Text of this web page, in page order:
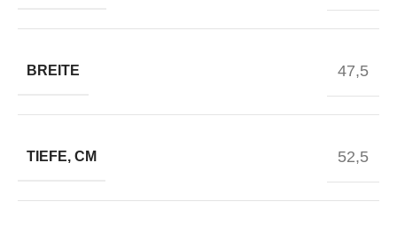
BREITE 47,5
TIEFE, CM 52,5